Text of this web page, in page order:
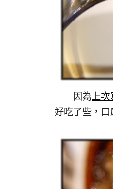
因為 上
好吃了些，口